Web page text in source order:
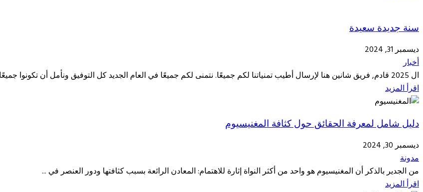
سنة جديدة سعيدة
ديسمبر 31, 2024
أخبار
ال 2025 قادم, فريق شانين هنا لإرسال أطيب تمنياتنا لكم جميعًا. نتمنى لكم جميعًا في العام الجديد كل التوفيق ونأمل أن تكونوا جميعًا ...
اقرأ المزيد
دليل شامل لمعرفة الحقائق حول كثافة المغنيسيوم
ديسمبر 30, 2024
مدونة
من الجدير بالذكر أن المغنيسيوم هو واحد من أكثر النواة إثارة للاهتمام: المعادن الرائعة بسبب كثافتها ودور العنصر في ...
اقرأ المزيد